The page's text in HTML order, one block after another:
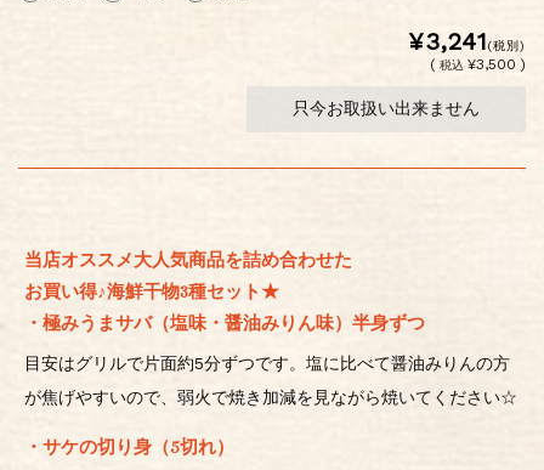
¥3,241(税別)
(税込 ¥3,500 )
只今お取扱い出来ません
当店オススメ大人気商品を詰め合わせた
お買い得♪海鮮干物3種セット★
・極みうまサバ（塩味・醤油みりん味）半身ずつ
目安はグリルで片面約5分ずつです。塩に比べて醤油みりんの方
が焦げやすいので、弱火で焼き加減を見ながら焼いてください☆
・サケの切り身（5切れ）